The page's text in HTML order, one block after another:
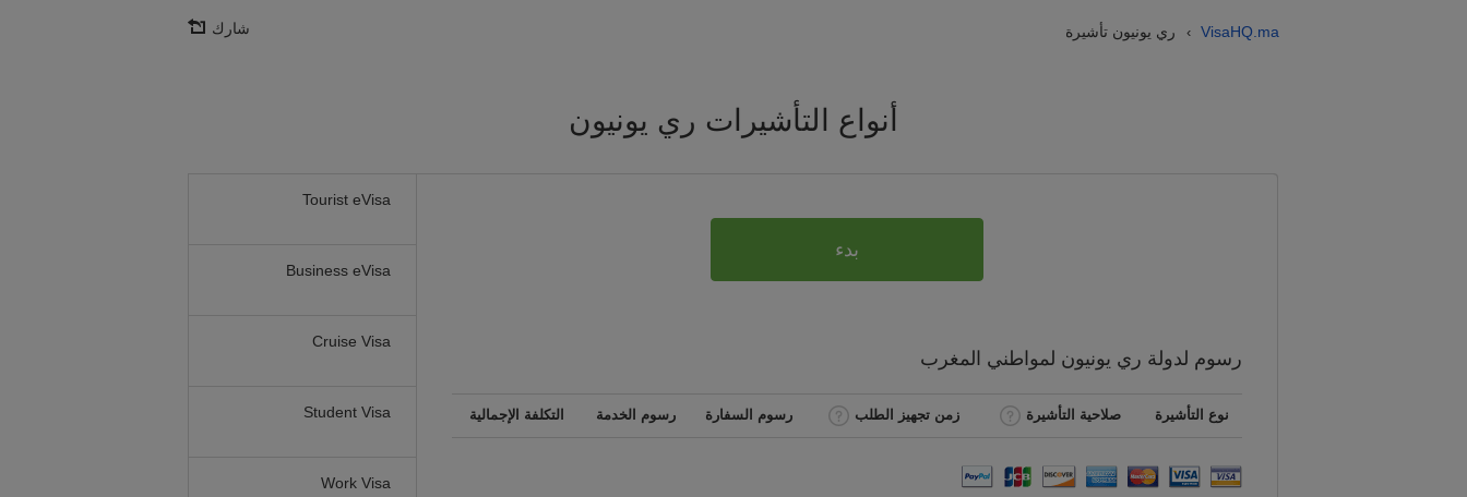
VisaHQ.ma
› ري يونيون تأشيرة شارك
أنواع التأشيرات ري يونيون
Tourist eVisa
Business eVisa
Cruise Visa
Student Visa
Work Visa
بدء
رسوم لدولة ري يونيون لمواطني المغرب
نوع التأشيرة صلاحية التأشيرة زمن تجهيز الطلب رسوم السفارة رسوم الخدمة التكلفة الإجمالية